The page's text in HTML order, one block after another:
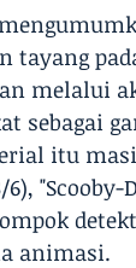
tayang
melalui
sebagai
itu
animasi.